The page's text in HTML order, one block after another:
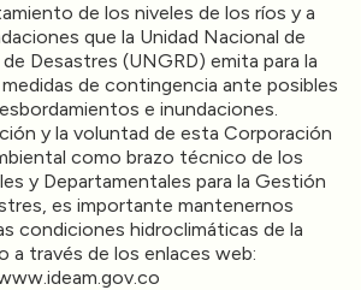
de los niveles de los ríos y a
que la Unidad Nacional de
Desastres (UNGRD) emita para la
de contingencia ante posibles
e inundaciones.
y la voluntad de esta Corporación
como brazo técnico de los
y Departamentales para la Gestión
es importante mantenernos
condiciones hidroclimáticas de la
a través de los enlaces web: